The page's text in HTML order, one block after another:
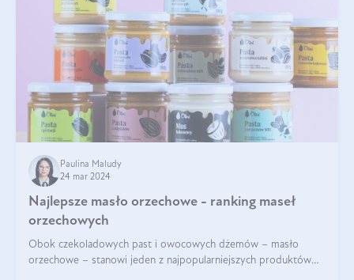
Paulina Maludy
24 mar 2024
Najlepsze masło orzechowe - ranking maseł
orzechowych
Obok czekoladowych past i owocowych dżemów – masło
orzechowe – stanowi jeden z najpopularniejszych produktów